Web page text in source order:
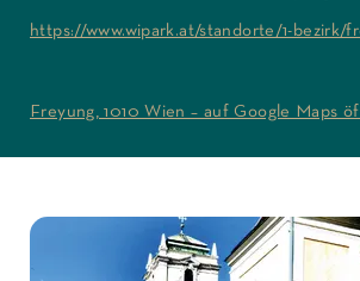
https://www.wipark.at/standorte/1-bezirk/
Freyung, 1010 Wien – auf Google Maps